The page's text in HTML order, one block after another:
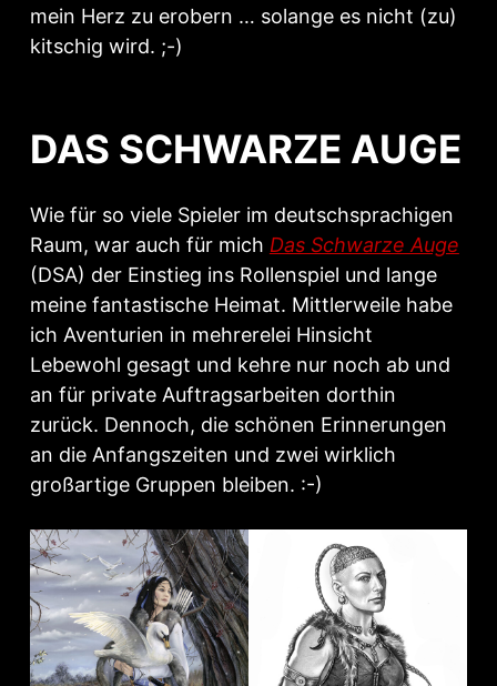
mein Herz zu erobern … solange es nicht (zu)
kitschig wird. ;-)
DAS SCHWARZE AUGE
Wie für so viele Spieler im deutschsprachigen
Raum, war auch für mich Das Schwarze Auge
(DSA) der Einstieg ins Rollenspiel und lange
meine fantastische Heimat. Mittlerweile habe
ich Aventurien in mehrerelei Hinsicht
Lebewohl gesagt und kehre nur noch ab und
an für private Auftragsarbeiten dorthin
zurück. Dennoch, die schönen Erinnerungen
an die Anfangszeiten und zwei wirklich
großartige Gruppen bleiben. :-)